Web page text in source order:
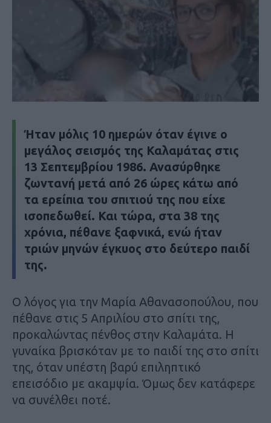
Ήταν μόλις 10 ημερών όταν έγινε ο
μεγάλος σεισμός της Καλαμάτας στις
13 Σεπτεμβρίου 1986. Ανασύρθηκε
ζωντανή μετά από 26 ώρες κάτω από
τα ερείπια του σπιτιού της που είχε
ισοπεδωθεί. Και τώρα, στα 38 της
χρόνια, πέθανε ξαφνικά, ενώ ήταν
τριών μηνών έγκυος στο δεύτερο παιδί
της.
Ο λόγος για την Μαρία Αθανασοπούλου, που
πέθανε στις 5 Απριλίου στο σπίτι της,
προκαλώντας πένθος στην Καλαμάτα. H
γυναίκα βρισκόταν με το παιδί της στο σπίτι
της, όταν υπέστη βαρύ επιληπτικό
επεισόδιο με ακαμψία. Όμως δεν κατάφερε
να συνέλθει ποτέ.